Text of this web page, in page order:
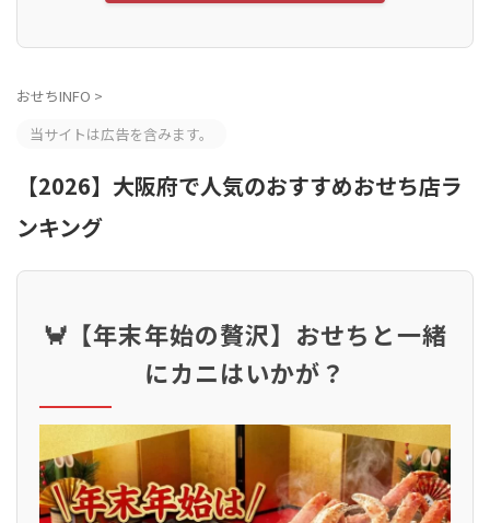
おせちINFO >
当サイトは広告を含みます。
【2026】大阪府で人気のおすすめおせち店ラ
ンキング
🦀【年末年始の贅沢】おせちと一緒
にカニはいかが？